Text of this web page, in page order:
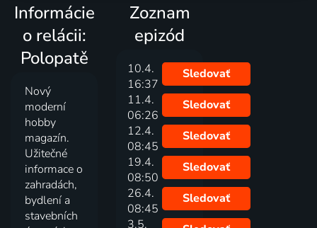
Informácie
o relácii:
Polopatě
Nový
moderní
hobby
magazín.
Užitečné
informace o
zahradách,
bydlení a
stavebních
Zoznam
epizód
10.4.
16:37
Sledovať
11.4.
06:26
Sledovať
12.4.
08:45
Sledovať
19.4.
08:50
Sledovať
26.4.
08:45
Sledovať
3.5.